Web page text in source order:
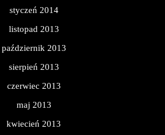
styczeń 2014
listopad 2013
październik 2013
sierpień 2013
czerwiec 2013
maj 2013
kwiecień 2013